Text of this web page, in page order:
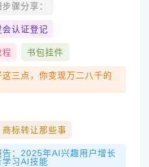
骤分享：​
认证登记
程 书包挂件
三点，你变现万二八千的
标转让那些事
：2025年AI兴趣用户增长
习AI技能